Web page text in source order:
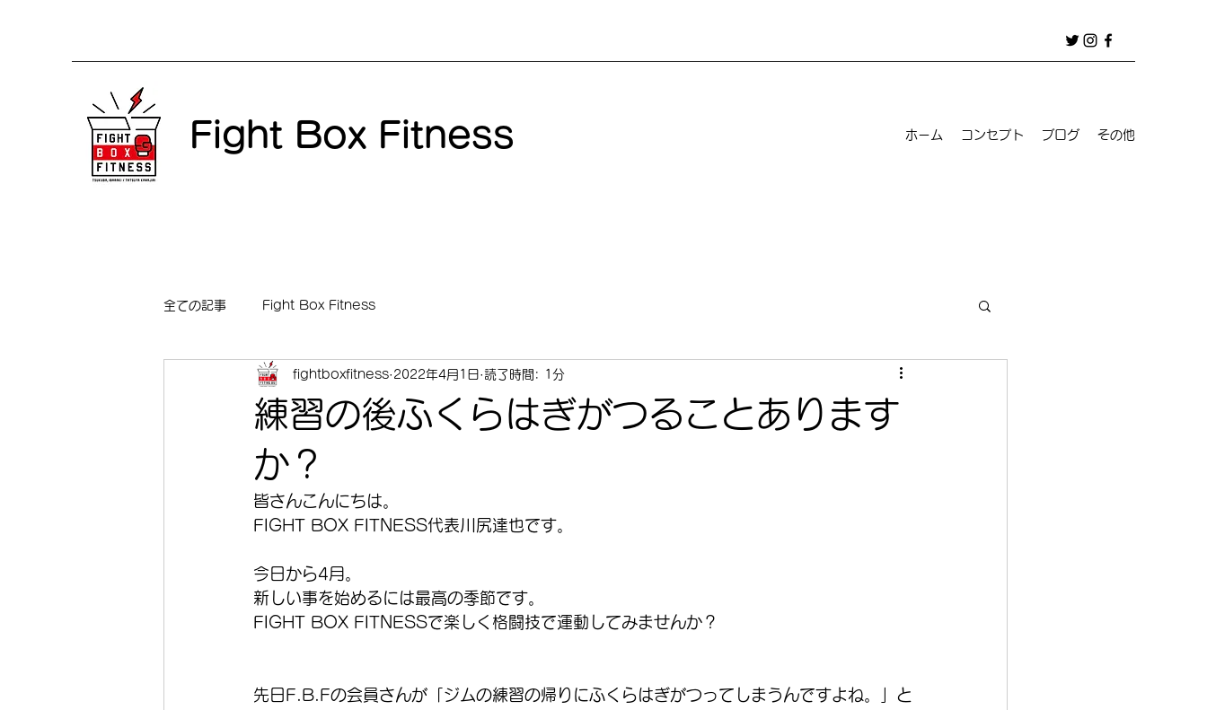
Fight Box Fitness ホーム コンセプト ブログ その他
全ての記事 Fight Box Fitness
練習の後ふくらはぎがつることあります
か？
fightboxfitness 2022年4月1日 読了時間: 1分
皆さんこんにちは。
FIGHT BOX FITNESS代表川尻達也です。
今日から4月。
新しい事を始めるには最高の季節です。
FIGHT BOX FITNESSで楽しく格闘技で運動してみませんか？
先日F.B.Fの会員さんが「ジムの練習の帰りにふくらはぎがつってしまうんですよね。」と